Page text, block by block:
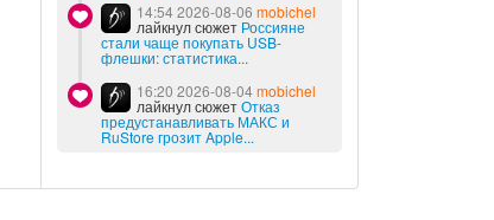
14:54 2026-08-06 mobichel
лайкнул сюжет Россияне
стали чаще покупать USB-
флешки: статистика...
16:20 2026-08-04mobichel
лайкнул сюжетОтказ
предустанавливать МАКС и
RuStore грозит Apple...